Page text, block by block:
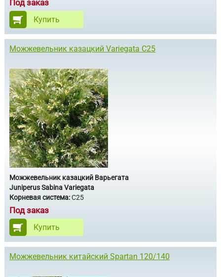
Под заказ
Купить
Можжевельник казацкий Variegata С25
Можжевельник казацкий Варьегата
Juniperus Sabina Variegata
Корневая система:С25
Под заказ
Купить
Можжевельник китайский Spartan 120/140